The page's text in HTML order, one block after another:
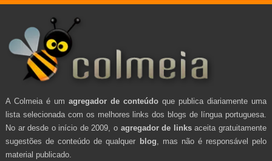
A Colmeia é um agregador de conteúdo que publica diariamente uma
lista selecionada com os melhores links dos blogs de língua portuguesa.
No ar desde o início de 2009, o agregador de linksaceita gratuitamente
sugestões de conteúdo de qualquer blog , mas não é responsável pelo
material publicado.